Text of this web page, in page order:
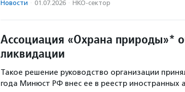
Новости · 01.07.2026 · НКО-сектор
Ассоциация «Охрана природы»*
ликвидации
Такое решение руководство организации
года Минюст РФ внес ее в реестр иностранных